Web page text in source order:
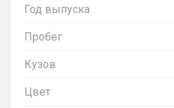
Год выпуска
Пробег
Кузов
Цвет